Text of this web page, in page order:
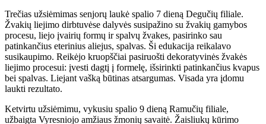
Trečias užsiėmimas senjorų laukė spalio 7 dieną Degučių filiale.
Žvakių liejimo dirbtuvėse dalyvės susipažino su žvakių gamybos
procesu, liejo įvairių formų ir spalvų žvakes, pasirinko sau
patinkančius eterinius aliejus, spalvas. Ši edukacija reikalavo
susikaupimo. Reikėjo kruopščiai pasiruošti dekoratyvinės žvakės
liejimo procesui: įvesti dagtį į formelę, išsirinkti patinkančius kvapus
bei spalvas. Liejant vašką būtinas atsargumas. Visada yra įdomu
laukti rezultato.
Ketvirtu užsiėmimu, vykusiu spalio 9 dieną Ramučių filiale,
užbaigta Vyresniojo amžiaus žmonių savaitė. Žaisliukų kūrimo